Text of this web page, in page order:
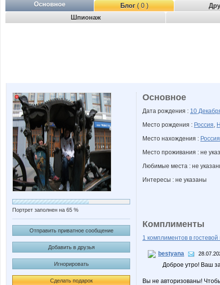
Основное Блог( 0 )
Шпионаж
Портрет заполнен на 65 %
Отправить приватное сообщение
Добавить в друзья
Игнорировать
Сделать подарок
Основное
Дата рождения : 10
Место рождения : Россия,
Место нахождения : Россия
Место проживания : не
Любимые места : не
Интересы : не указаны
Комплименты
1 комплиментов в гостевой
bestyana
Доброе утро! Ваш
Вы не авторизованы!